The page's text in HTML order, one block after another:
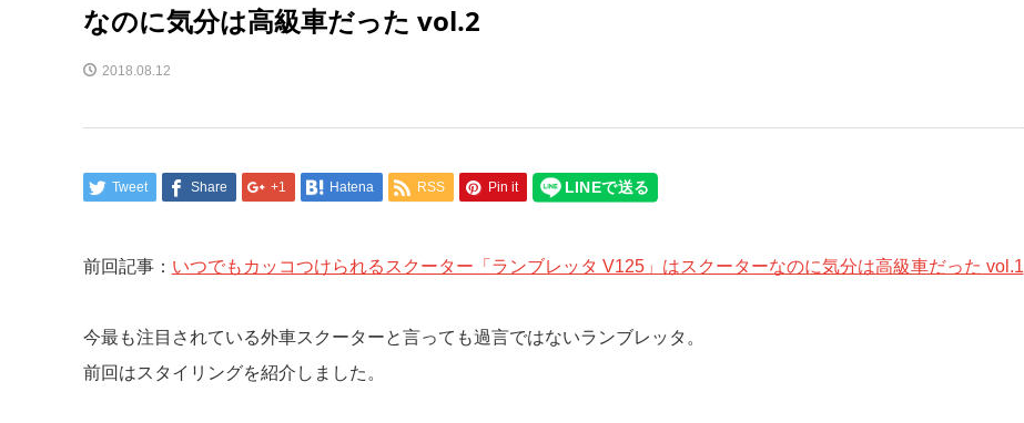
なのに気分は高級車だった vol.2
2018.08.12
Tweet Share +1 Hatena RSS Pin it
前回記事： いつでもカッコつけられるスクーター「ランブレッタ V125」はスクーターなのに気分は高級車だった vol.1
今最も注目されている外車スクーターと言っても過言ではないランブレッタ。
前回はスタイリングを紹介しました。